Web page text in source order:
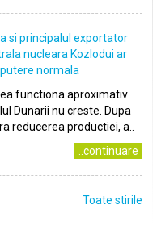
si principalul exportator
nucleara Kozlodui ar
normala
functiona aproximativ
Dunarii nu creste. Dupa
reducerea productiei, a..
..continuare
Toate stirile